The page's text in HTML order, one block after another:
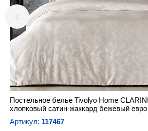
Постельное белье Tivolyo Home
хлопковый сатин-жаккард бежевый евро
Артикул: 117467